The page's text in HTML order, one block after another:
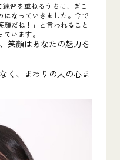
習を重ねるうちに、ぎこ
になっていきました。今で
だね！」と言われること
います。
笑顔はあなたの魅力を
く、まわりの人の心ま